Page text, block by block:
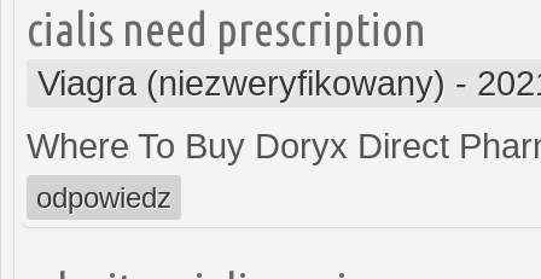
cialis need prescription
Viagra (niezweryfikowany) -
Where To Buy Doryx Direct
odpowiedz